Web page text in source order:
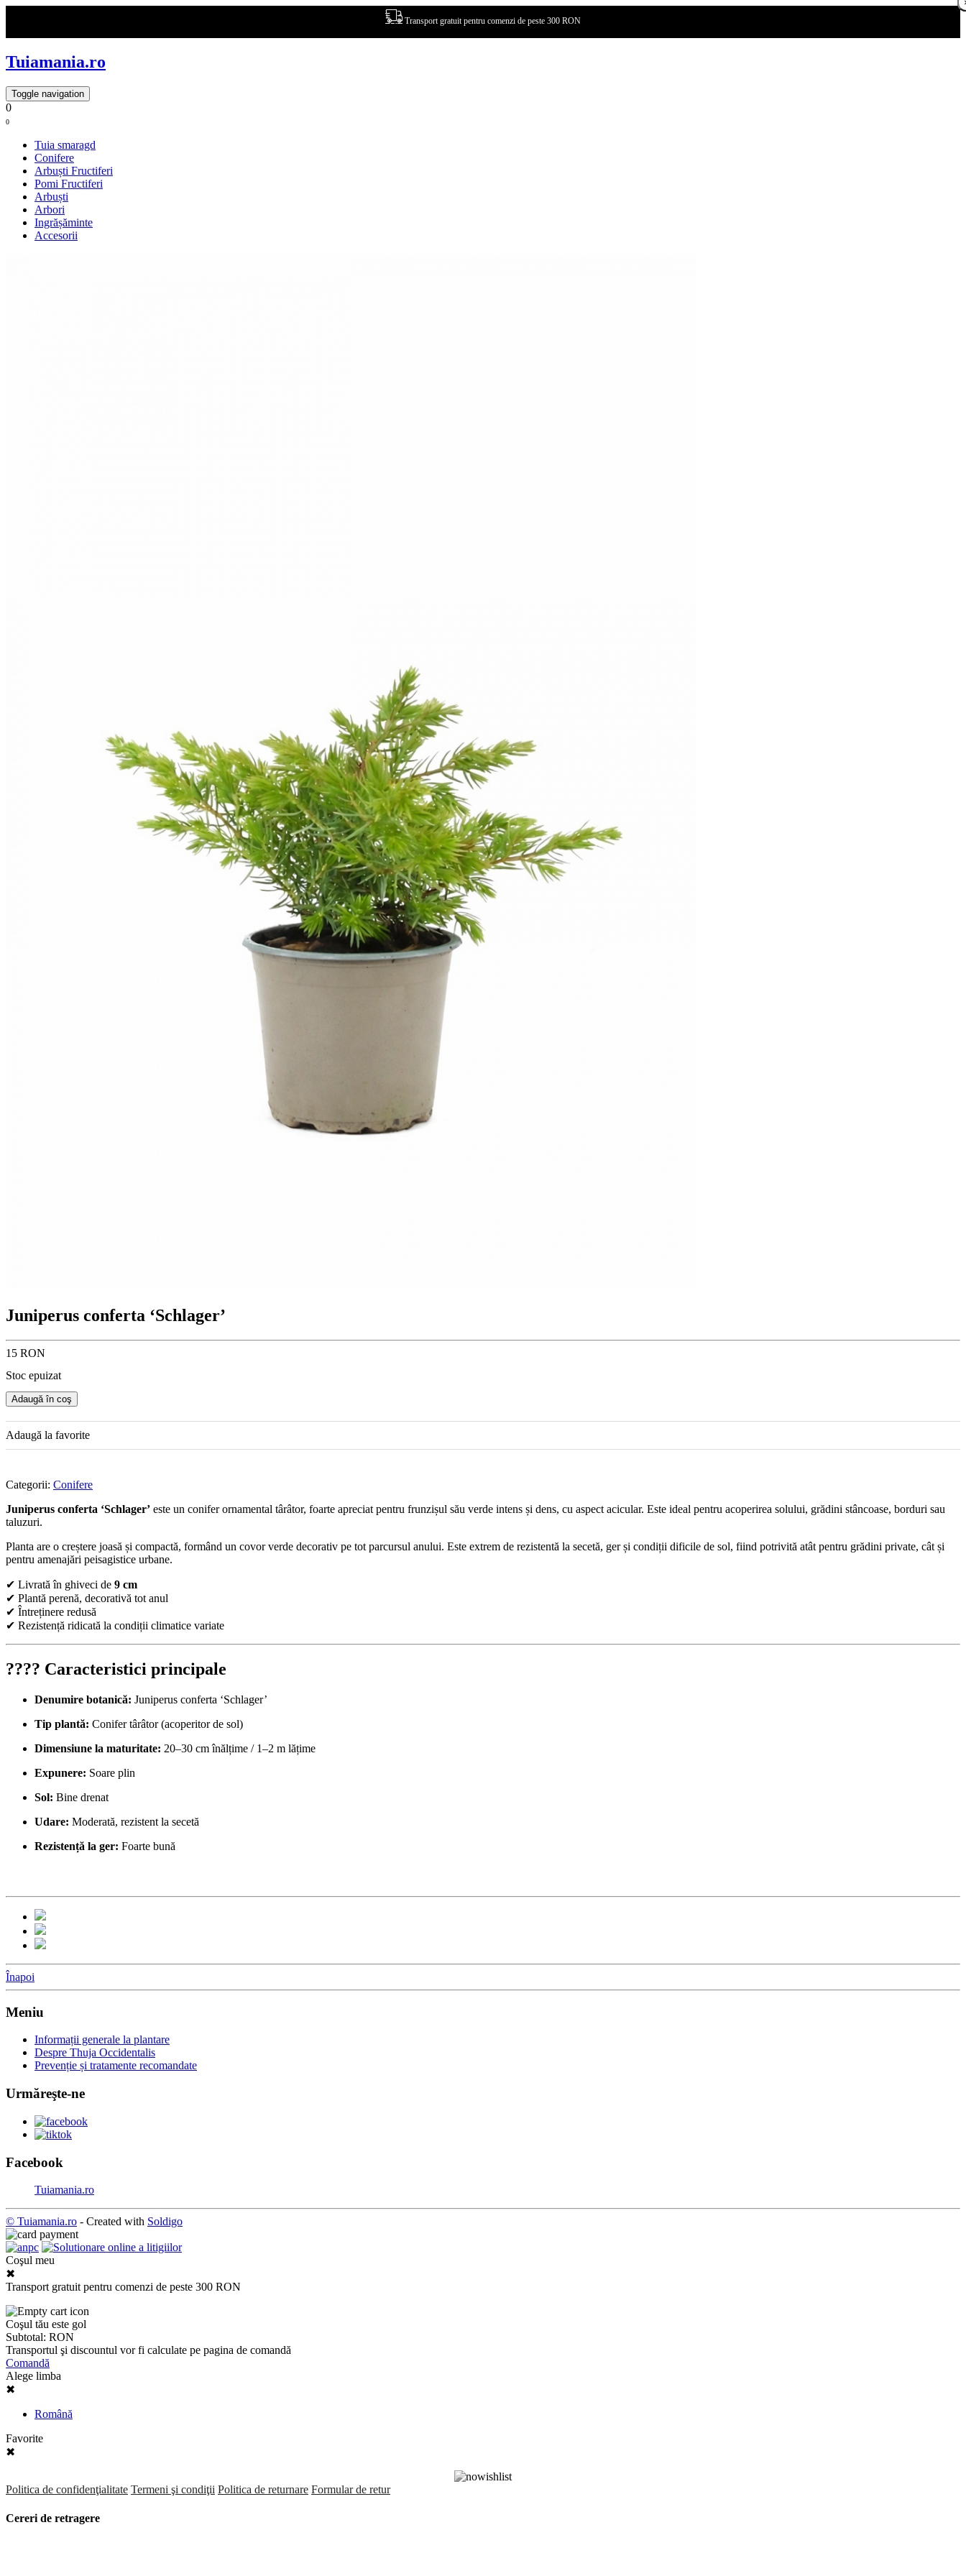
Transport gratuit pentru comenzi de peste 300 RON
Tuiamania.ro
Toggle navigation
0
0
Tuia smaragd
Conifere
Arbuști Fructiferi
Pomi Fructiferi
Arbuști
Arbori
Ingrășăminte
Accesorii
Juniperus conferta ‘Schlager’
15 RON
Stoc epuizat
Adaugă în coş
Adaugă la favorite
Categorii: Conifere
Juniperus conferta ‘Schlager’ este un conifer ornamental târâtor, foarte apreciat pentru frunzișul său verde intens și dens, cu aspect acicular. Este ideal pentru acoperirea solului, grădini stâncoase, borduri sau
taluzuri.
Planta are o creștere joasă și compactă, formând un covor verde decorativ pe tot parcursul anului. Este extrem de rezistentă la secetă, ger și condiții dificile de sol, fiind potrivită atât pentru grădini private, cât și
pentru amenajări peisagistice urbane.
✔ Livrată în ghiveci de 9 cm
✔ Plantă perenă, decorativă tot anul
✔ Întreținere redusă
✔ Rezistență ridicată la condiții climatice variate
???? Caracteristici principale
Denumire botanică: Juniperus conferta ‘Schlager’
Tip plantă: Conifer târâtor (acoperitor de sol)
Dimensiune la maturitate: 20–30 cm înălțime / 1–2 m lățime
Expunere: Soare plin
Sol: Bine drenat
Udare: Moderată, rezistent la secetă
Rezistență la ger: Foarte bună
Înapoi
Meniu
Informații generale la plantare
Despre Thuja Occidentalis
Prevenție și tratamente recomandate
Urmăreşte-ne
Facebook
Tuiamania.ro
© Tuiamania.ro - Created with Soldigo
Coşul meu
✖
Transport gratuit pentru comenzi de peste 300 RON
Coşul tău este gol
Subtotal: RON
Transportul şi discountul vor fi calculate pe pagina de comandă
Comandă
Alege limba
✖
Română
Favorite
✖
Politica de confidenţialitate Termeni şi condiţii Politica de returnare Formular de retur
Cereri de retragere